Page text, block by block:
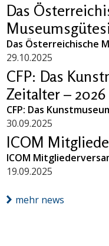
Das
Das Österreichische
29.10.2025
CFP: Das
Zeitalter – 2026
CFP: Das
30.09.2025
ICOM
ICOM
19.09.2025
mehr news